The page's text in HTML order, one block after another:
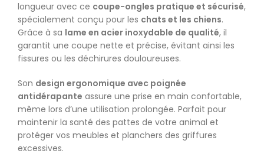
longueur avec ce coupe-ongles pratique et sécurisé,
spécialement conçu pour les chats et les chiens.
Grâce à sa lame en acier inoxydable de qualité, il
garantit une coupe nette et précise, évitant ainsi les
fissures ou les déchirures douloureuses.
Son design ergonomique avec poignée
antidérapante assure une prise en main confortable,
même lors d’une utilisation prolongée. Parfait pour
maintenir la santé des pattes de votre animal et
protéger vos meubles et planchers des griffures
excessives.